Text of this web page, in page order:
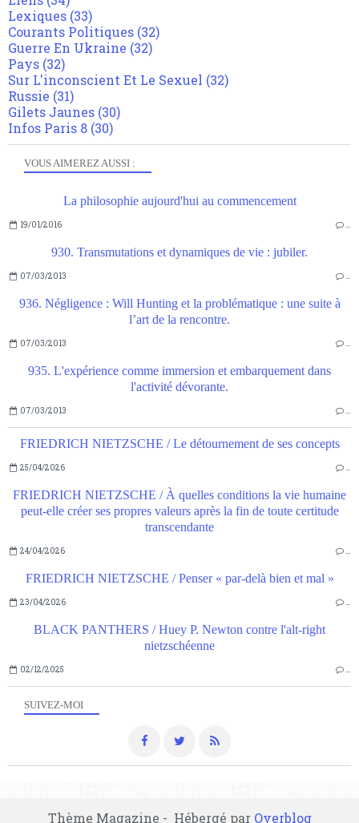
SUIVEZ-MOI
VOUS AIMEREZ AUSSI :
La philosophie aujourd'hui au commencement
19/01/2016 …
930. Transmutations et dynamiques de vie : jubiler.
07/03/2013 …
936. Négligence : Will Hunting et la problématique : une suite à
l’art de la rencontre.
07/03/2013 …
935. L'expérience comme immersion et embarquement dans
l'activité dévorante.
07/03/2013 …
FRIEDRICH NIETZSCHE / Le détournement de ses concepts
25/04/2026 …
FRIEDRICH NIETZSCHE / À quelles conditions la vie humaine
peut-elle créer ses propres valeurs après la fin de toute certitude
transcendante
24/04/2026 …
FRIEDRICH NIETZSCHE / Penser « par-delà bien et mal »
23/04/2026 …
BLACK PANTHERS / Huey P. Newton contre l'alt-right
nietzschéenne
02/12/2025 …
Lexiques (33)
Courants Politiques (32)
Guerre En Ukraine (32)
Pays (32)
Sur L'inconscient Et Le Sexuel (32)
Russie (31)
Gilets Jaunes (30)
Infos Paris 8 (30)
Thème Magazine - Hébergé par Overblog